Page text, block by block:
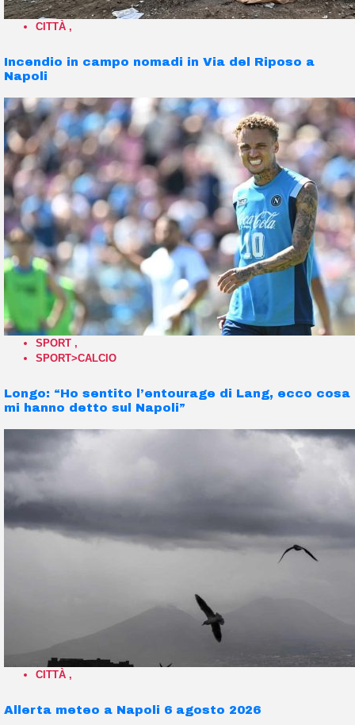
CITTÀ ,
Incendio in campo nomadi in Via del Riposo a
Napoli
SPORT ,
SPORT>CALCIO
Longo: “Ho sentito l’entourage di Lang, ecco cosa
mi hanno detto sul Napoli”
CITTÀ ,
Allerta meteo a Napoli 6 agosto 2026